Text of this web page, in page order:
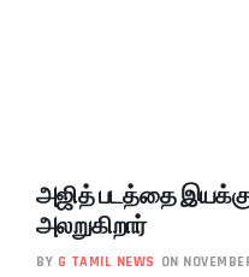
அஜித் படத்தை
அலறுகிறார்
BY G TAMIL NEWS ON